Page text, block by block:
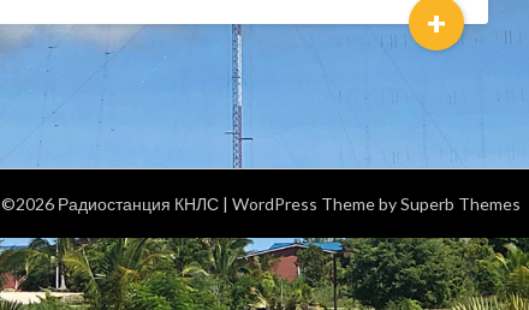
+
©2026 Радиостанция КНЛС | WordPress Theme bySuperb Themes